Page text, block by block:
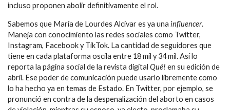
incluso proponen abolir definitivamente el rol.
Sabemos que María de Lourdes Alcívar es ya una influencer.
Maneja con conocimiento las redes sociales como Twitter,
Instagram, Facebook y TikTok. La cantidad de seguidores que
tiene en cada plataforma oscila entre 18 mil y 34 mil. Así lo
reporta la página social de la revista digital Qué! en su edición de
abril. Ese poder de comunicación puede usarlo libremente como
lo ha hecho ya en temas de Estado. En Twitter, por ejemplo, se
pronunció en contra de la despenalización del aborto en casos